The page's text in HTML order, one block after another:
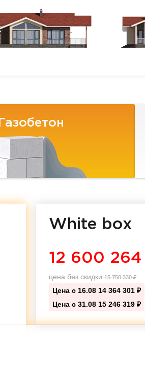
Газобетон
White box
12 600 264
цена без скидки 15 750 330₽
Цена с 16.08 14 364 301 ₽
Цена с 31.08 15 246 319 ₽